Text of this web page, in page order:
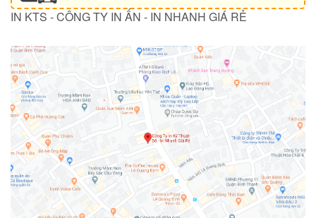
IN KTS - CÔNG TY IN ẤN - IN NHANH GIÁ RẺ